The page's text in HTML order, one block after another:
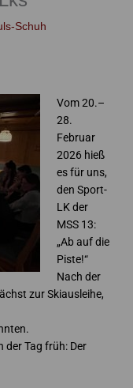
Schuh
Vom 20.–
28.
Februar
2026 hieß
es für uns,
den Sport-
LK der
MSS 13:
„Ab auf die
Piste!“
Nach der
zur Skiausleihe,
der Tag früh: Der